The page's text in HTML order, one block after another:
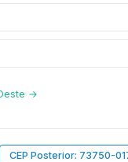
→
CEP Posterior: 73750-